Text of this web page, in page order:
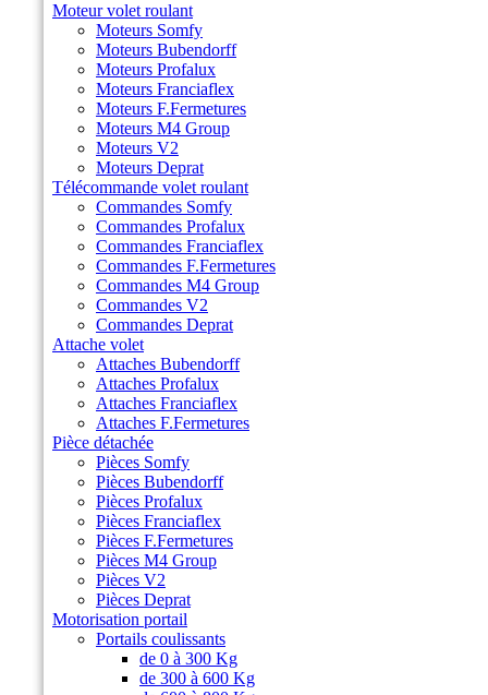
Moteur volet roulant
Moteurs Somfy
Moteurs Bubendorff
Moteurs Profalux
Moteurs Franciaflex
Moteurs F.Fermetures
Moteurs M4 Group
Moteurs V2
Moteurs Deprat
Télécommande volet roulant
Commandes Somfy
Commandes Profalux
Commandes Franciaflex
Commandes F.Fermetures
Commandes M4 Group
Commandes V2
Commandes Deprat
Attache volet
Attaches Bubendorff
Attaches Profalux
Attaches Franciaflex
Attaches F.Fermetures
Pièce détachée
Pièces Somfy
Pièces Bubendorff
Pièces Profalux
Pièces Franciaflex
Pièces F.Fermetures
Pièces M4 Group
Pièces V2
Pièces Deprat
Motorisation portail
Portails coulissants
de 0 à 300 Kg
de 300 à 600 Kg